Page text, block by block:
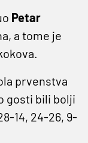
Petar
a tome je
prvenstva
gosti bili bolji
14, 24-26, 9-